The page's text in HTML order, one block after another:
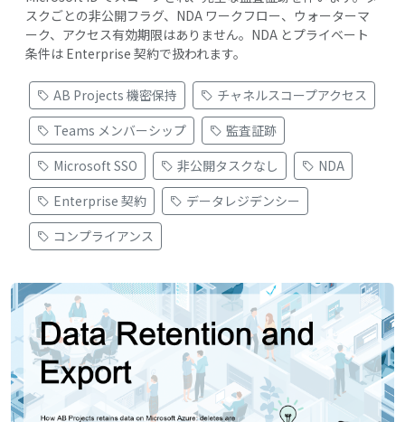
スクごとの非公開フラグ、NDA ワークフロー、ウォーターマ
ーク、アクセス有効期限はありません。NDA とプライベート
条件は Enterprise 契約で扱われます。
AB Projects 機密保持
チャネルスコープアクセス
Teams メンバーシップ
監査証跡
Microsoft SSO
非公開タスクなし
NDA
Enterprise 契約
データレジデンシー
コンプライアンス